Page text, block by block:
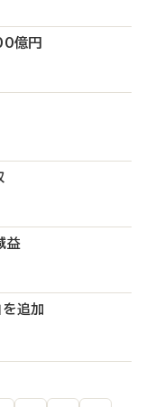
億円
益
を追加